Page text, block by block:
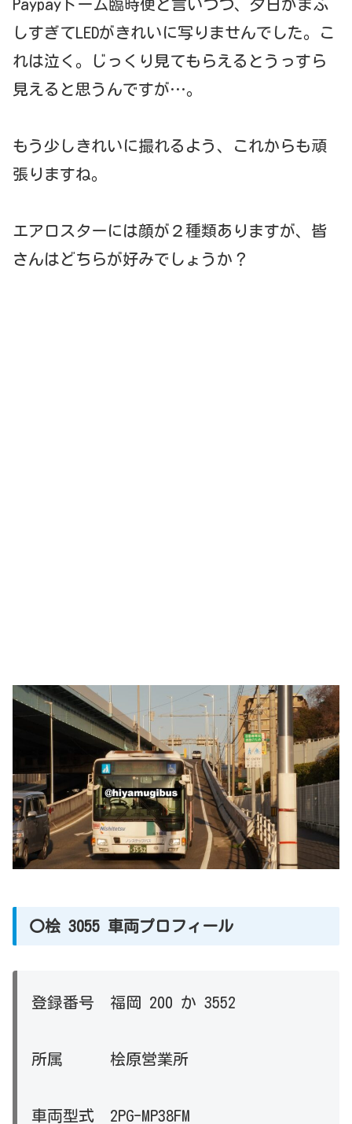
Paypayドーム臨時便と言いつつ、夕日がまぶ
しすぎてLEDがきれいに写りませんでした。こ
れは泣く。じっくり見てもらえるとうっすら
見えると思うんですが…。
もう少しきれいに撮れるよう、これからも頑
張りますね。
エアロスターには顔が２種類ありますが、皆
さんはどちらが好みでしょうか？
〇桧 3055 車両プロフィール
登録番号 福岡 200 か 3552
所属 桧原営業所
車両型式 2PG-MP38FM